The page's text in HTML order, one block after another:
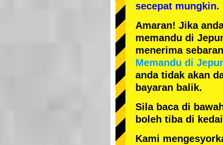
secepat mungkin.
Amaran! Jika
memandu di
menerima
Memandu di
anda tidak akan
bayaran balik.
Sila baca di
boleh tiba di
Kami